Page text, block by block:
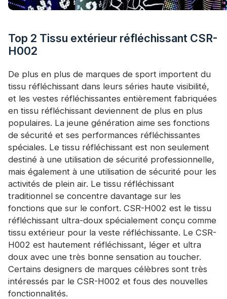
Top 2 Tissu extérieur réfléchissant CSR-
H002
De plus en plus de marques de sport importent du
tissu réfléchissant dans leurs séries haute visibilité,
et les vestes réfléchissantes entièrement fabriquées
en tissu réfléchissant deviennent de plus en plus
populaires. La jeune génération aime ses fonctions
de sécurité et ses performances réfléchissantes
spéciales. Le tissu réfléchissant est non seulement
destiné à une utilisation de sécurité professionnelle,
mais également à une utilisation de sécurité pour les
activités de plein air. Le tissu réfléchissant
traditionnel se concentre davantage sur les
fonctions que sur le confort. CSR-H002 est le tissu
réfléchissant ultra-doux spécialement conçu comme
tissu extérieur pour la veste réfléchissante. Le CSR-
H002 est hautement réfléchissant, léger et ultra
doux avec une très bonne sensation au toucher.
Certains designers de marques célèbres sont très
intéressés par le CSR-H002 et fous des nouvelles
fonctionnalités.